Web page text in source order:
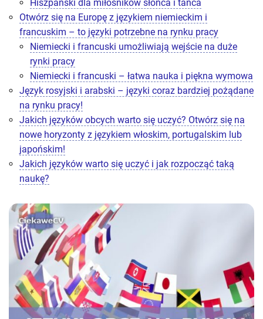
Hiszpański dla miłośników słońca i tańca
Otwórz się na Europę z językiem niemieckim i
francuskim – to języki potrzebne na rynku pracy
Niemiecki i francuski umożliwiają wejście na duże
rynki pracy
Niemiecki i francuski – łatwa nauka i piękna wymowa
Język rosyjski i arabski – języki coraz bardziej pożądane
na rynku pracy!
Jakich języków obcych warto się uczyć? Otwórz się na
nowe horyzonty z językiem włoskim, portugalskim lub
japońskim!
Jakich języków warto się uczyć i jak rozpocząć taką
naukę?